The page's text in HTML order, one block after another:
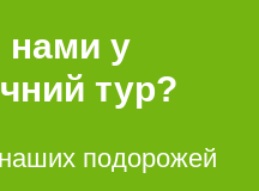
нами у
тур?
подорожей